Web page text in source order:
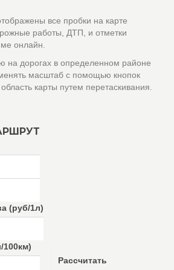
все пробки на карте
работы, ДТП, и отметки
онлайн.
на дорогах в определенном районе
масштаб с помощью кнопок
карты путем перетаскивания.
(руб/1л)
100км)
Рассчитать